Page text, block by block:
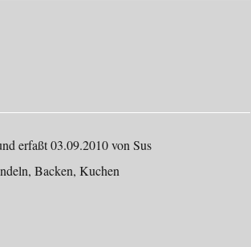
erfaßt 03.09.2010 von Sus
Backen, Kuchen